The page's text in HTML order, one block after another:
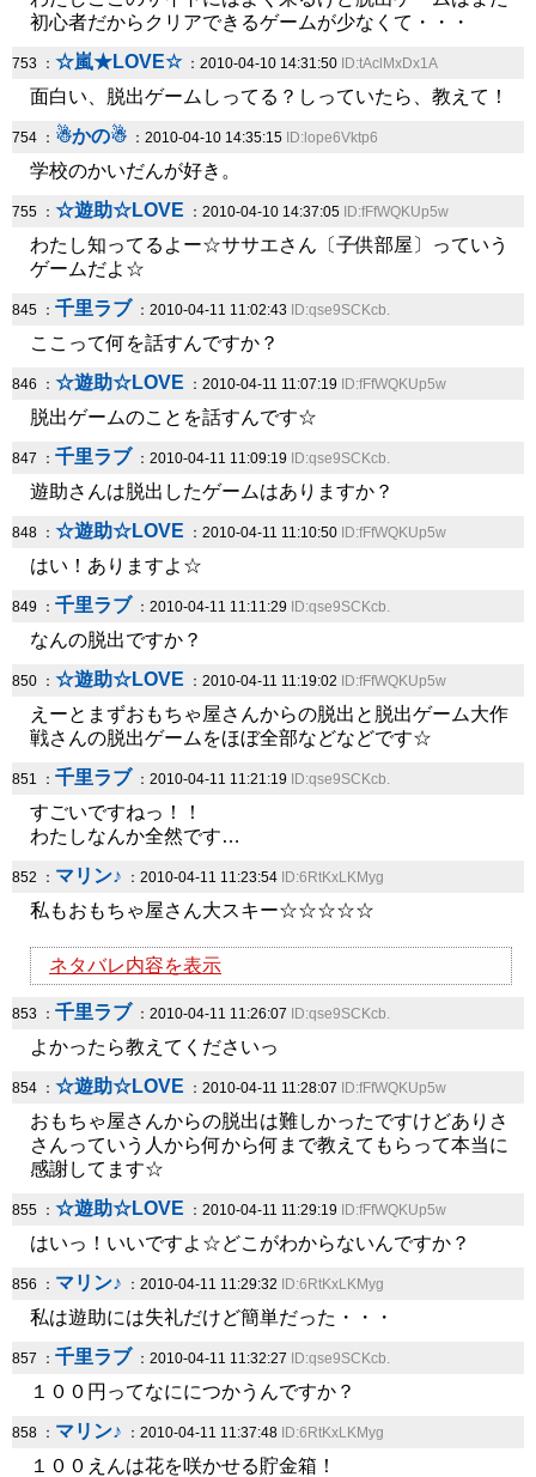
初心者だからクリアできるゲームが少なくて・・・
753 ： ☆嵐★LOVE☆：2010-04-10 14:31:50 ID:tAclMxDx1A
面白い、脱出ゲームしってる？しっていたら、教えて！
754 ： ☃かの☃ ：2010-04-10 14:35:15 ID:lope6Vktp6
学校のかいだんが好き。
755 ： ☆遊助☆LOVE ：2010-04-10 14:37:05 ID:fFfWQKUp5w
わたし知ってるよー☆ササエさん〔子供部屋〕っていう
ゲームだよ☆
845 ： 千里ラブ ：2010-04-11 11:02:43 ID:qse9SCKcb.
ここって何を話すんですか？
846 ： ☆遊助☆LOVE ：2010-04-11 11:07:19 ID:fFfWQKUp5w
脱出ゲームのことを話すんです☆
847 ： 千里ラブ ：2010-04-11 11:09:19 ID:qse9SCKcb.
遊助さんは脱出したゲームはありますか？
848 ： ☆遊助☆LOVE ：2010-04-11 11:10:50 ID:fFfWQKUp5w
はい！ありますよ☆
849 ： 千里ラブ ：2010-04-11 11:11:29 ID:qse9SCKcb.
なんの脱出ですか？
850 ： ☆遊助☆LOVE ：2010-04-11 11:19:02 ID:fFfWQKUp5w
えーとまずおもちゃ屋さんからの脱出と脱出ゲーム大作
戦さんの脱出ゲームをほぼ全部などなどです☆
851 ： 千里ラブ ：2010-04-11 11:21:19 ID:qse9SCKcb.
すごいですねっ！！
わたしなんか全然です…
852 ： マリン♪ ：2010-04-11 11:23:54 ID:6RtKxLKMyg
私もおもちゃ屋さん大スキー☆☆☆☆☆
ネタバレ内容を表示
853 ： 千里ラブ ：2010-04-11 11:26:07 ID:qse9SCKcb.
よかったら教えてくださいっ
854 ： ☆遊助☆LOVE ：2010-04-11 11:28:07 ID:fFfWQKUp5w
おもちゃ屋さんからの脱出は難しかったですけどありさ
さんっていう人から何から何まで教えてもらって本当に
感謝してます☆
855 ： ☆遊助☆LOVE ：2010-04-11 11:29:19 ID:fFfWQKUp5w
はいっ！いいですよ☆どこがわからないんですか？
856 ： マリン♪ ：2010-04-11 11:29:32 ID:6RtKxLKMyg
私は遊助には失礼だけど簡単だった・・・
857 ： 千里ラブ ：2010-04-11 11:32:27 ID:qse9SCKcb.
１００円ってなににつかうんですか？
858 ： マリン♪ ：2010-04-11 11:37:48 ID:6RtKxLKMyg
１００えんは花を咲かせる貯金箱！